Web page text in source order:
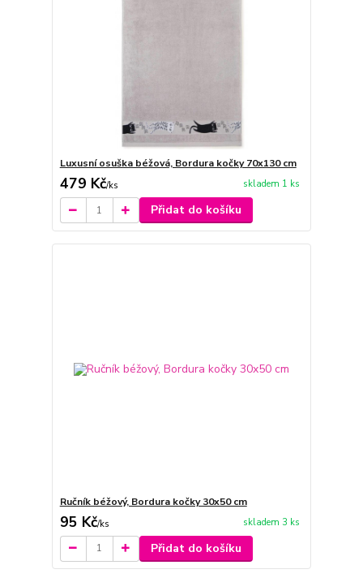
Luxusní osuška béžová, Bordura kočky 70x130 cm
479 Kč/ks skladem 1 ks
Přidat do košíku
Ručník béžový, Bordura kočky 30x50 cm
95 Kč/ks skladem 3 ks
Přidat do košíku